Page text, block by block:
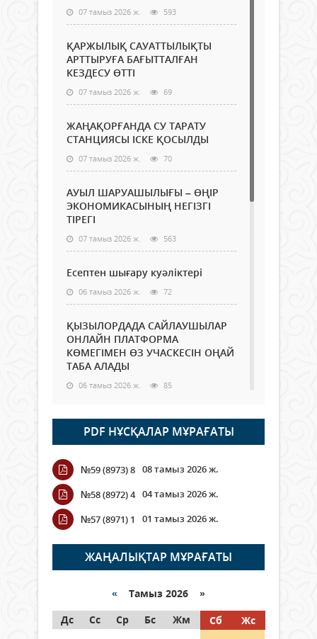
07 тамыз 2026 ж. 593
ҚАРЖЫЛЫҚ САУАТТЫЛЫҚТЫ
АРТТЫРУҒА БАҒЫТТАЛҒАН
КЕЗДЕСУ ӨТТІ
07 тамыз 2026 ж. 69
ЖАҢАҚОРҒАНДА СУ ТАРАТУ
СТАНЦИЯСЫ ІСКЕ ҚОСЫЛДЫ
07 тамыз 2026 ж. 70
АУЫЛ ШАРУАШЫЛЫҒЫ – ӨҢІР
ЭКОНОМИКАСЫНЫҢ НЕГІЗГІ
ТІРЕГІ
07 тамыз 2026 ж. 563
Есептен шығару куәліктері
06 тамыз 2026 ж. 72
ҚЫЗЫЛОРДАДА САЙЛАУШЫЛАР
ОНЛАЙН ПЛАТФОРМА
КӨМЕГІМЕН ӨЗ УЧАСКЕСІН ОҢАЙ
ТАБА АЛАДЫ
06 тамыз 2026 ж. 85
Open Air: Қызылорда облысы
полиция департаменті 20
мыңнан астам көрерменнің
қауіпсіздігін қамтамасыз етті
06 тамыз 2026 ж.
Wi-Fi ҚАБЫРҒА АРҚЫЛЫ ҚАЛАЙ
ӨТЕДІ?
06 тамыз 2026 ж. 262
граждане Казахстана,
05 тамыз 2026 ж. 144
PDF НҰСҚАЛАР МҰРАҒАТЫ
№59 (8973) 8 08 тамыз 2026 ж.
№58 (8972) 4 04 тамыз 2026 ж.
№57 (8971) 1
01 тамыз 2026 ж.
ЖАҢАЛЫҚТАР МҰРАҒАТЫ
« Тамыз 2026 »
Дс
Сс Ср Бс Жм Сб
Жс